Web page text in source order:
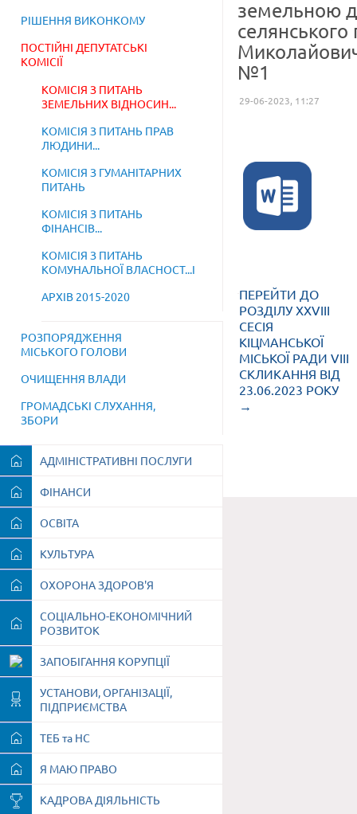
РІШЕННЯ ВИКОНКОМУ
ПОСТІЙНІ ДЕПУТАТСЬКІ
КОМІСІЇ
КОМІСІЯ З ПИТАНЬ
ЗЕМЕЛЬНИХ ВІДНОСИН...
КОМІСІЯ З ПИТАНЬ ПРАВ
ЛЮДИНИ...
КОМІСІЯ З ГУМАНІТАРНИХ
ПИТАНЬ
КОМІСІЯ З ПИТАНЬ
ФІНАНСІВ...
КОМІСІЯ З ПИТАНЬ
КОМУНАЛЬНОЇ ВЛАСНОСТ...І
АРХІВ 2015-2020
РОЗПОРЯДЖЕННЯ
МІСЬКОГО ГОЛОВИ
ОЧИЩЕННЯ ВЛАДИ
ГРОМАДСЬКІ СЛУХАННЯ,
ЗБОРИ
АДМІНІСТРАТИВНІ ПОСЛУГИ
ФІНАНСИ
ОСВІТА
КУЛЬТУРА
ОХОРОНА ЗДОРОВ'Я
СОЦІАЛЬНО-ЕКОНОМІЧНИЙ
РОЗВИТОК
ЗАПОБІГАННЯ КОРУПЦІЇ
УСТАНОВИ, ОРГАНІЗАЦІЇ,
ПІДПРИЄМСТВА
ТЕБ та НС
Я МАЮ ПРАВО
КАДРОВА ДІЯЛЬНІСТЬ
земельною
селянського
№1
29-06-2023, 11:27
ПЕРЕЙТИ ДО
РОЗДІЛУ XXVIII
СЕСІЯ
КІЦМАНСЬКОЇ
МІСЬКОЇ РАДИ VIII
СКЛИКАННЯ ВІД
23.06.2023 РОКУ
→